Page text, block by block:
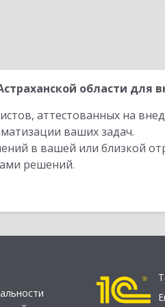
области для
аттестованных на
ваших задач.
в вашей или близкой
решений.